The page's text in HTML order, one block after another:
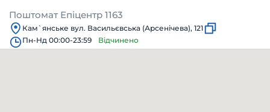
Поштомат Епіцентр 1163
Кам`янське вул. Васильєвська (Арсенічева), 121
Пн-Нд 00:00-23:59
Відчинено